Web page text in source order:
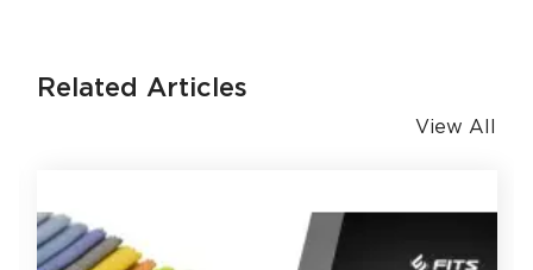
Related Articles
View All